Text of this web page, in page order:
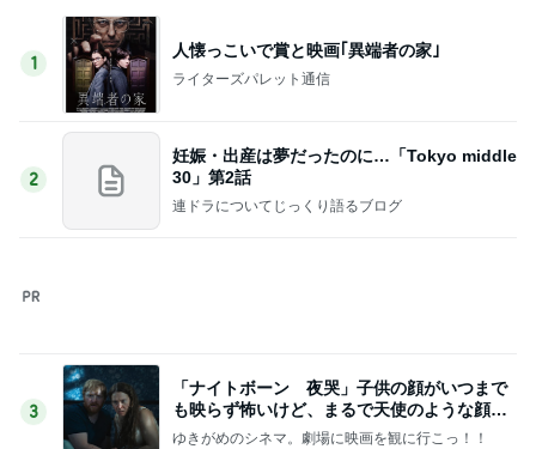
1
人懐っこいで賞と映画｢異端者の家｣
ライターズパレット通信
2
妊娠・出産は夢だったのに…「Tokyo middle
30」第2話
連ドラについてじっくり語るブログ
3
「ナイトボーン 夜哭」子供の顔がいつまで
も映らず怖いけど、まるで天使のような顔の
赤ちゃんでした。
ゆきがめのシネマ。劇場に映画を観に行こっ！！